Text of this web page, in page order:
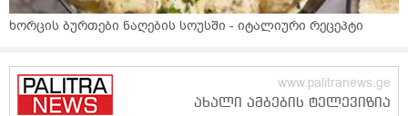
ხორცის ბურთები ნაღების სოუსში - იტალიური რეცეპტი